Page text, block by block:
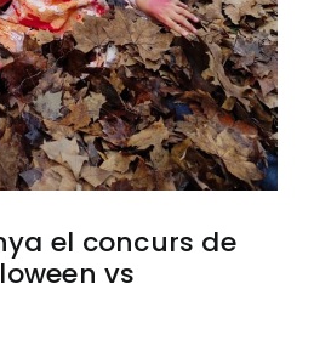
el concurs de
vs